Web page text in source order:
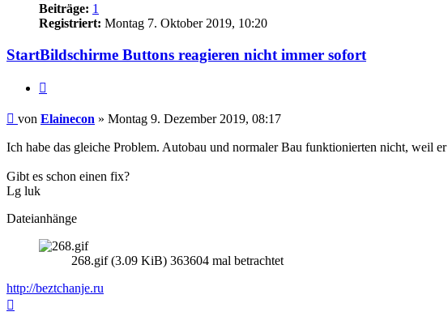
Beiträge: 1
Registriert: Montag 7. Oktober 2019, 10:20
StartBildschirme Buttons reagieren nicht immer sofort
Beitrag
von Elainecon » Montag 9. Dezember 2019, 08:17
Ich habe das gleiche Problem. Autobau und normaler Bau funktionierten nicht, weil
Gibt es schon einen fix?
Lg luk
Dateianhänge
268.gif (3.09 KiB) 363604 mal betrachtet
http://beztchanje.ru